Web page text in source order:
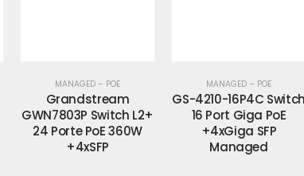
MANAGED – POE
GS-4210-16P4C Switch
16 Port Giga PoE
+4xGiga SFP
Managed
MANAGED – POE
GS-4210-16UP4C
Switch 16 Port Giga
PoE +4xGiga SFP
Managed